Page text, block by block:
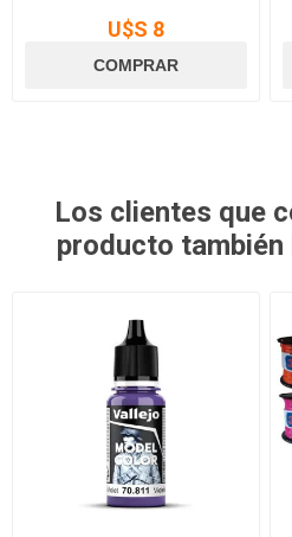
U$S 8
Los clientes que
producto también